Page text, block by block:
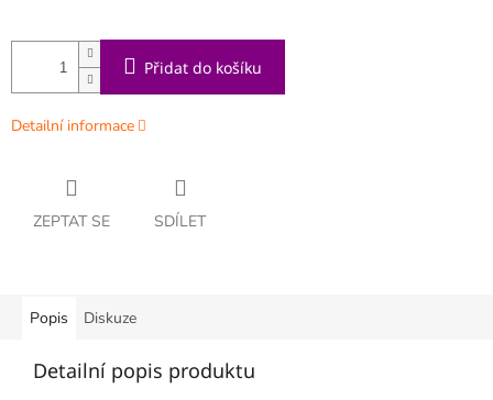
Přidat do košíku
Detailní informace
ZEPTAT SE SDÍLET
Popis Diskuze
Detailní popis produktu